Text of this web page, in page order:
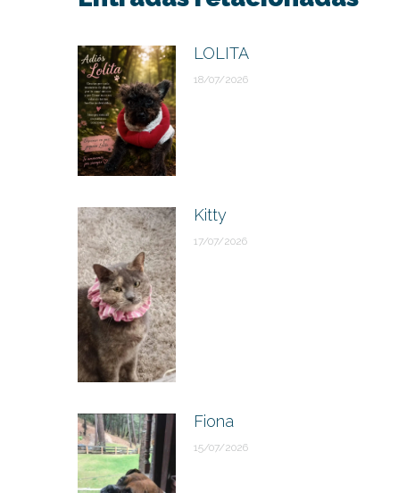
LOLITA
18/07/2026
Kitty
17/07/2026
Fiona
15/07/2026